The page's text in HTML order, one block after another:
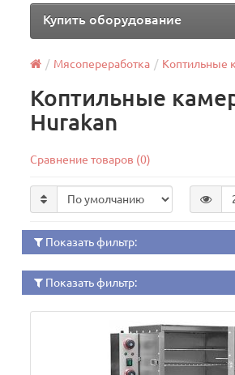
Купить оборудование
Мясопереработка Коптильные
Коптильные
Hurakan
Сравнение товаров (0)
Показать фильтр:
Показать фильтр: